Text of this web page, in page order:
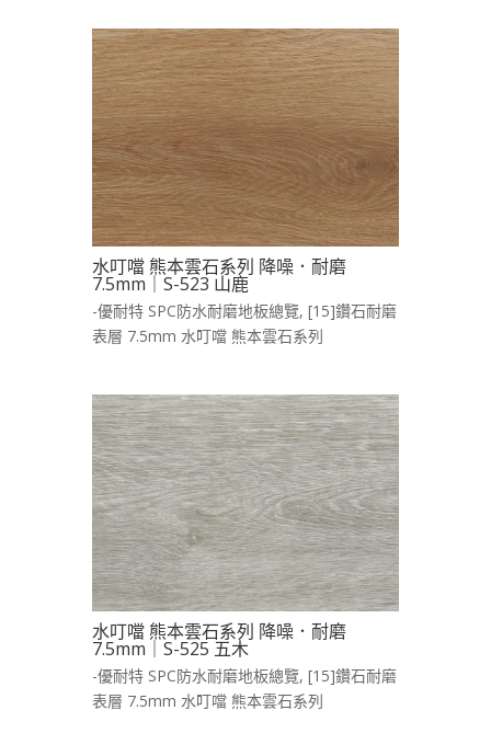
水叮噹 熊本雲石系列 降噪．耐磨
7.5mm｜S-523 山鹿
-優耐特 SPC防水耐磨地板總覽, [15]鑽石耐磨
表層 7.5mm 水叮噹 熊本雲石系列
水叮噹 熊本雲石系列 降噪．耐磨
7.5mm｜S-525 五木
-優耐特 SPC防水耐磨地板總覽, [15]鑽石耐磨
表層 7.5mm 水叮噹 熊本雲石系列